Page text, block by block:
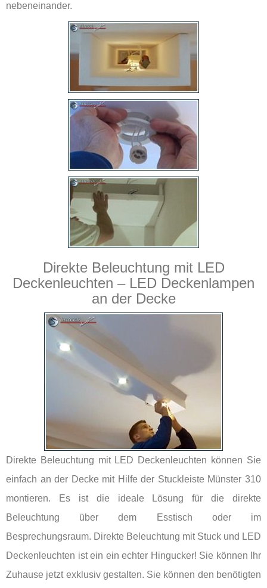
nebeneinander.
Direkte Beleuchtung mit LED
Deckenleuchten – LED Deckenlampen
an der Decke
Direkte Beleuchtung mit LED Deckenleuchten können Sie
einfach an der Decke mit Hilfe der Stuckleiste Münster 310
montieren. Es ist die ideale Lösung für die direkte
Beleuchtung über dem Esstisch oder im
Besprechungsraum. Direkte Beleuchtung mit Stuck und LED
Deckenleuchten ist ein ein echter Hingucker! Sie können Ihr
Zuhause jetzt exklusiv gestalten. Sie können den benötigten